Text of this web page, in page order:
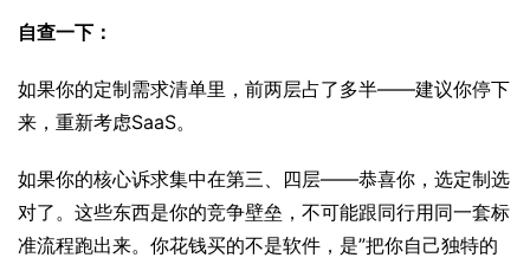
自查一下：
如果你的定制需求清单里，前两层占了多半——建议你停下
来，重新考虑SaaS。
如果你的核心诉求集中在第三、四层——恭喜你，选定制选
对了。这些东西是你的竞争壁垒，不可能跟同行用同一套标
准流程跑出来。你花钱买的不是软件，是”把你自己独特的